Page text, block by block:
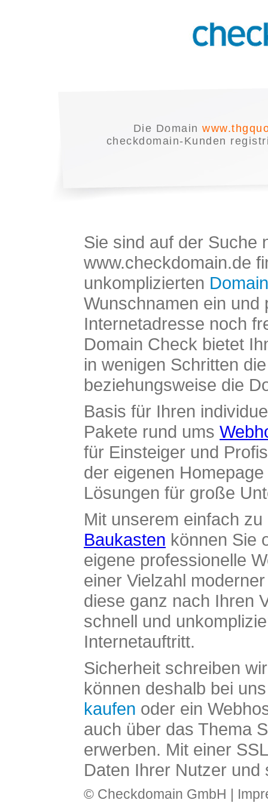
Die Domain
checkdomain-Kunden
Sie sind auf der Suche
www.checkdomain.de
unkomplizierten
Wunschnamen ein und
Internetadresse noch
Domain Check bietet
in wenigen Schritten
beziehungsweise die
Basis für Ihren
Pakete rund ums
für Einsteiger und
der eigenen
Lösungen für große
Mit unserem einfach
Baukasten können Sie
eigene professionelle
einer Vielzahl
diese ganz nach Ihren
schnell und
Internetauftritt.
Sicherheit schreiben
können deshalb bei
kaufen oder ein
auch über das Thema
erwerben. Mit einer
Daten Ihrer Nutzer und
© Checkdomain GmbH |